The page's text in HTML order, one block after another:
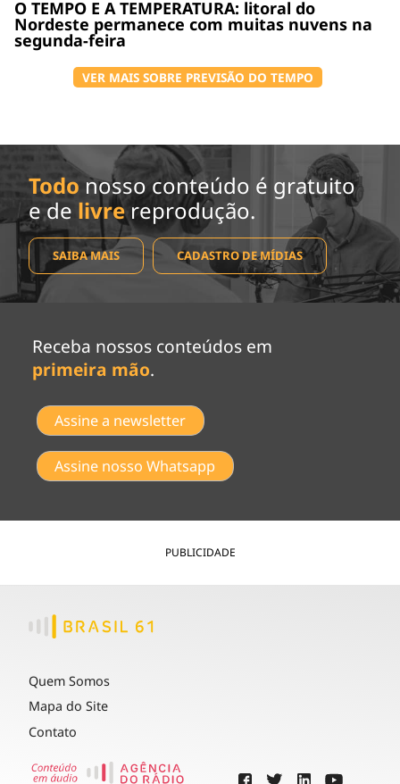
O TEMPO E A TEMPERATURA: litoral do
Nordeste permanece com muitas nuvens na
segunda-feira
VER MAIS SOBRE PREVISÃO DO TEMPO
Todo nosso conteúdo é gratuito
e de livrereprodução.
SAIBA MAIS CADASTRO DE MÍDIAS
Receba nossos conteúdos em
primeira mão.
Assine a newsletter
Assine nosso Whatsapp
PUBLICIDADE
Quem Somos
Mapa do Site
Contato